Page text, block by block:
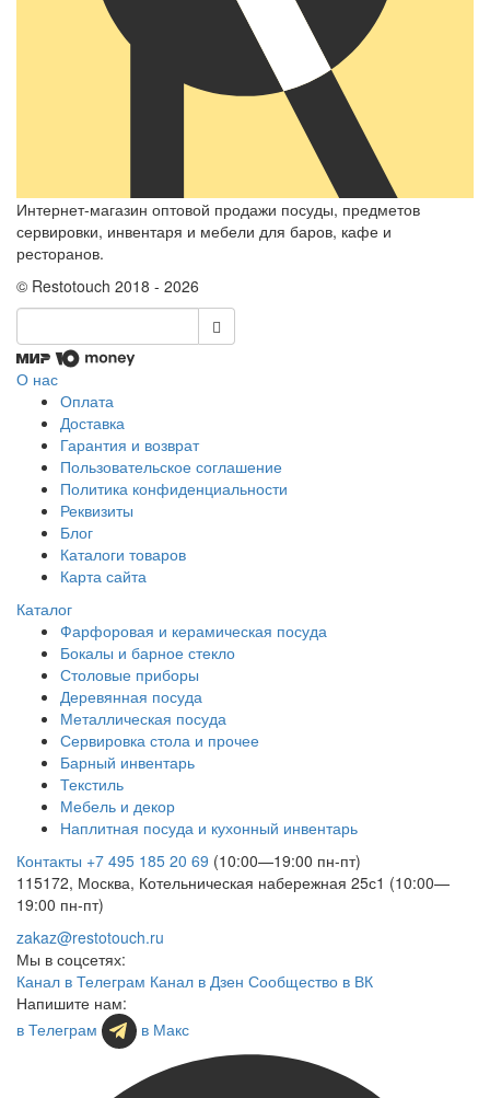
Интернет-магазин оптовой продажи посуды, предметов
сервировки, инвентаря и мебели для баров, кафе и
ресторанов.
© Restotouch 2018 - 2026
О нас
Оплата
Доставка
Гарантия и возврат
Пользовательское соглашение
Политика конфиденциальности
Реквизиты
Блог
Каталоги товаров
Карта сайта
Каталог
Фарфоровая и керамическая посуда
Бокалы и барное стекло
Столовые приборы
Деревянная посуда
Металлическая посуда
Сервировка стола и прочее
Барный инвентарь
Текстиль
Мебель и декор
Наплитная посуда и кухонный инвентарь
Контакты +7 495 185 20 69 (10:00—19:00 пн-пт)
115172, Москва, Котельническая набережная 25с1 (10:00—
19:00 пн-пт)
zakaz@restotouch.ru
Мы в соцсетях:
Канал в Телеграм Канал в Дзен Сообщество в ВК
Напишите нам:
в Телеграм
в Макс